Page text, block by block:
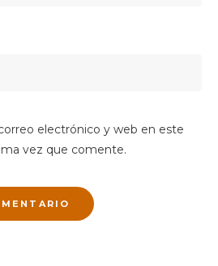
electrónico y web en este
vez que comente.